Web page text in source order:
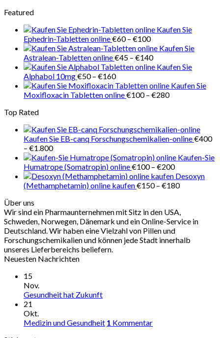
Featured
Kaufen Sie
Ephedrin-Tabletten online€60 – €100Preisspanne:
€60
bis
€100
Kaufen Sie
Astralean-Tabletten online€45 – €140Preisspanne:
€45
€140
Kaufen Sie
Alphabol 10mg€50 – €160Preisspanne:
€50
bis
Kaufen Sie
Moxifloxacin Tabletten online€100 – €280Preisspanne:
Top Rated
Kaufen Sie EB-canq Forschungschemikalien-online€400
– €1.800Preisspanne:
€400
bis
€1.800
Kaufen-Sie
Humatrope (Somatropin) online€100 – €200Preisspanne:
€100
bis
Desoxyn
(Methamphetamin) online kaufen€150 – €180
€180
Über uns
Wir sind ein Pharmaunternehmen mit Sitz in den USA,
Schweden, Norwegen, Dänemark und ein Online-Service in
Deutschland. Wir haben eine Vielzahl von Pillen und
Forschungschemikalien und können jede Stadt innerhalb
unseres Lieferbereichs beliefern.
Neuesten Nachrichten
15
Nov.
Gesundheit hat Zukunft
21
Okt.
Medizin und Gesundheit 1 Kommentar